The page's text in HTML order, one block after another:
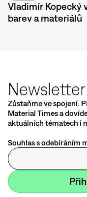
Vladimír Kopecký
barev a materiálů
Newsletter
Zůstaňme ve spojení.
Material Times a
aktuálních tématech i
Souhlas s odebíráním